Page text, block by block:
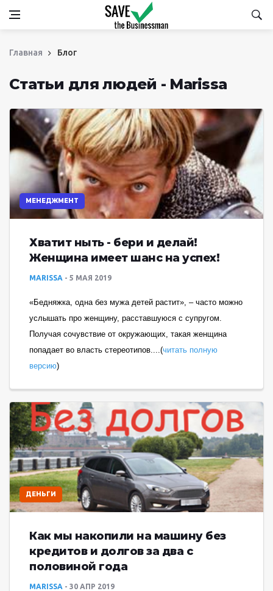
Главная Блог
Статьи для людей - Marissa
МЕНЕДЖМЕНТ
Хватит ныть - бери и делай!
Женщина имеет шанс на успех!
MARISSA 5 МАЯ 2019
«Бедняжка, одна без мужа детей растит», – часто можно
услышать про женщину, расставшуюся с супругом.
Получая сочувствие от окружающих, такая женщина
попадает во власть стереотипов....(читать полную
версию)
ДЕНЬГИ
Как мы накопили на машину без
кредитов и долгов за два с
половиной года
MARISSA 30 АПР 2019